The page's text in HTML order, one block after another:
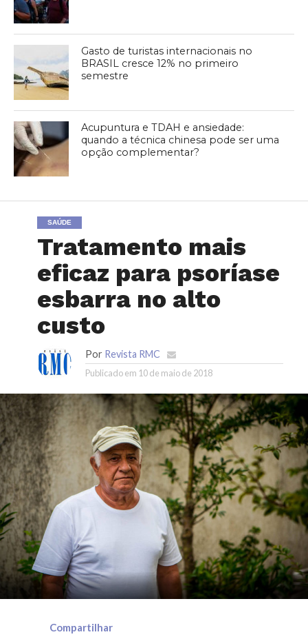
Gasto de turistas internacionais no
BRASIL cresce 12% no primeiro
semestre
Acupuntura e TDAH e ansiedade:
quando a técnica chinesa pode ser uma
opção complementar?
SAÚDE
Tratamento mais
eficaz para psoríase
esbarra no alto
custo
Por Revista RMC
Publicado em 10 de maio de 2018
Compartilhar